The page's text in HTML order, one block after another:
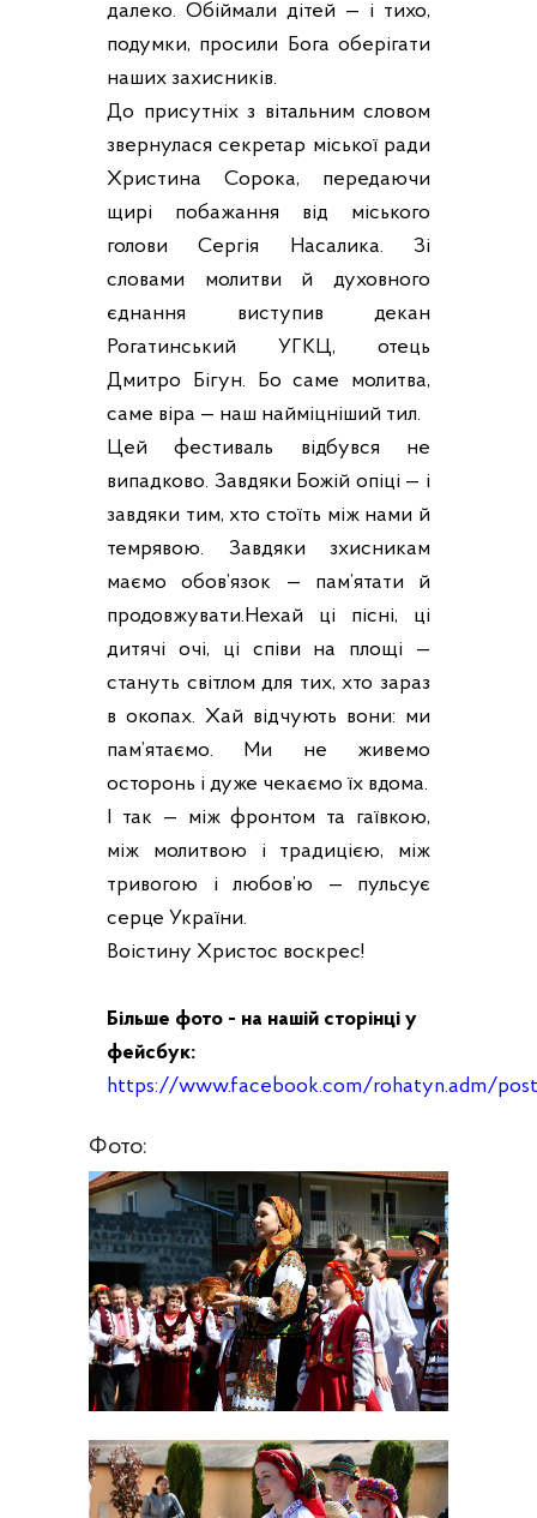
далеко. Обіймали дітей — і тихо,
подумки, просили Бога оберігати
наших захисників.
До присутніх з вітальним словом
звернулася секретар міської ради
Христина Сорока, передаючи
щирі побажання від міського
голови Сергія Насалика. Зі
словами молитви й духовного
єднання виступив декан
Рогатинський УГКЦ, отець
Дмитро Бігун. Бо саме молитва,
саме віра — наш найміцніший тил.
Цей фестиваль відбувся не
випадково. Завдяки Божій опіці — і
завдяки тим, хто стоїть між нами й
темрявою. Завдяки зхисникам
маємо обов’язок — пам’ятати й
продовжувати.Нехай ці пісні, ці
дитячі очі, ці співи на площі —
стануть світлом для тих, хто зараз
в окопах. Хай відчують вони: ми
пам’ятаємо. Ми не живемо
осторонь і дуже чекаємо їх вдома.
І так — між фронтом та гаївкою,
між молитвою і традицією, між
тривогою і любов’ю — пульсує
серце України.
Воістину Христос воскрес!
Більше фото - на нашій сторінці у
фейсбук:
https://www.facebook.com/rohatyn.adm/
Фото: